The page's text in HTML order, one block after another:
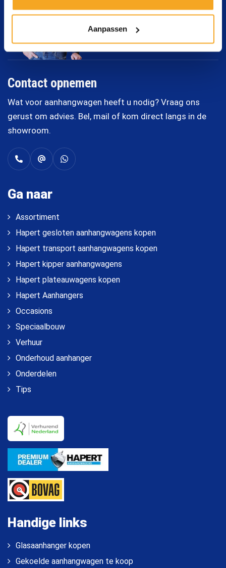
Aanpassen
Contact opnemen
Wat voor aanhangwagen heeft u nodig? Vraag ons
gerust om advies. Bel, mail of kom direct langs in de
showroom.
Ga naar
Assortiment
Hapert gesloten aanhangwagens kopen
Hapert transport aanhangwagens kopen
Hapert kipper aanhangwagens
Hapert plateauwagens kopen
Hapert Aanhangers
Occasions
Speciaalbouw
Verhuur
Onderhoud aanhanger
Onderdelen
Tips
Handige links
Glasaanhanger kopen
Gekoelde aanhangwagen te koop